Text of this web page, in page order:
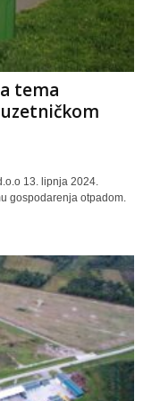
tema
13. lipnja 2024.
gospodarenja otpadom.